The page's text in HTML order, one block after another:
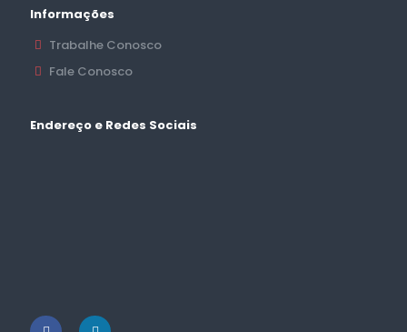
Informações
Trabalhe Conosco
Fale Conosco
Endereço e Redes Sociais